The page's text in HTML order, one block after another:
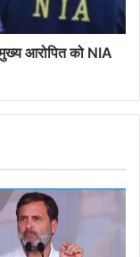
आरोपित को NIA